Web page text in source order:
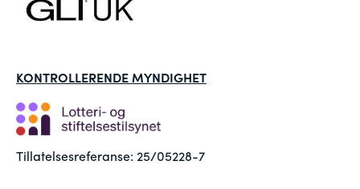
KONTROLLERENDE MYNDIGHET
Tillatelsesreferanse: 25/05228-7